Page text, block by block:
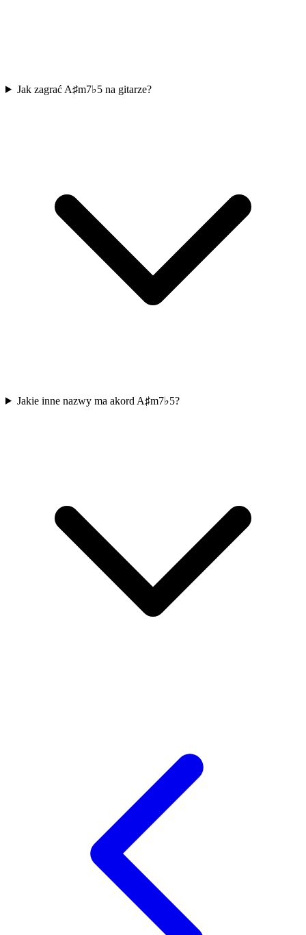
Jak zagrać A♯m7♭5 na gitarze?
Jakie inne nazwy ma akord A♯m7♭5?